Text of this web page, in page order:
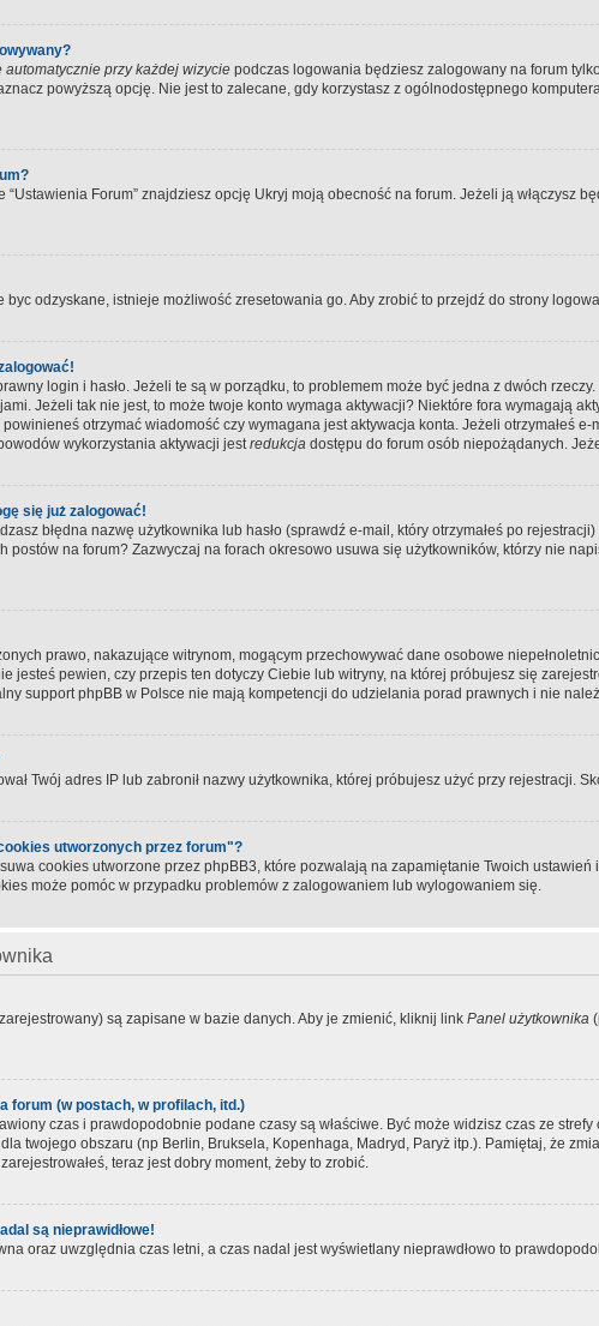
automatycznie przy każdej wizycie podczas logowania będziesz zalogowany na forum
powyższą opcję. Nie jest to zalecane, gdy korzystasz z ogólnodostępnego
“Ustawienia Forum” znajdziesz opcję Ukryj moją obecność na forum. Jeżeli ją
byc odzyskane, istnieje możliwość zresetowania go. Aby zrobić to przejdź do strony
login i hasło. Jeżeli te są w porządku, to problemem może być jedna z dwóch
Jeżeli tak nie jest, to może twoje konto wymaga aktywacji? Niektóre fora wymagają
otrzymać wiadomość czy wymagana jest aktywacja konta. Jeżeli otrzymałeś
wykorzystania aktywacji jestredukcja dostępu do forum osób niepożądanych.
się już zalogować!
błędna nazwę użytkownika lub hasło (sprawdź e-mail, który otrzymałeś po
postów na forum? Zazwyczaj na forach okresowo usuwa się użytkowników, którzy nie
prawo, nakazujące witrynom, mogącym przechowywać dane osobowe
jesteś pewien, czy przepis ten dotyczy Ciebie lub witryny, na której próbujesz się
support phpBB w Polsce nie mają kompetencji do udzielania porad prawnych i nie
Twój adres IP lub zabronił nazwy użytkownika, której próbujesz użyć przy rejestracji.
utworzonych przez forum"?
cookies utworzone przez phpBB3, które pozwalają na zapamiętanie Twoich
może pomóc w przypadku problemów z zalogowaniem lub wylogowaniem się.
są zapisane w bazie danych. Aby je zmienić, kliknij link Panel użytkownika
forum (w postach, w profilach, itd.)
czas i prawdopodobnie podane czasy są właściwe. Być może widzisz czas ze
twojego obszaru (np Berlin, Bruksela, Kopenhaga, Madryd, Paryż itp.). Pamiętaj, że
teraz jest dobry moment, żeby to zrobić.
są nieprawidłowe!
oraz uwzględnia czas letni, a czas nadal jest wyświetlany nieprawdłowo to